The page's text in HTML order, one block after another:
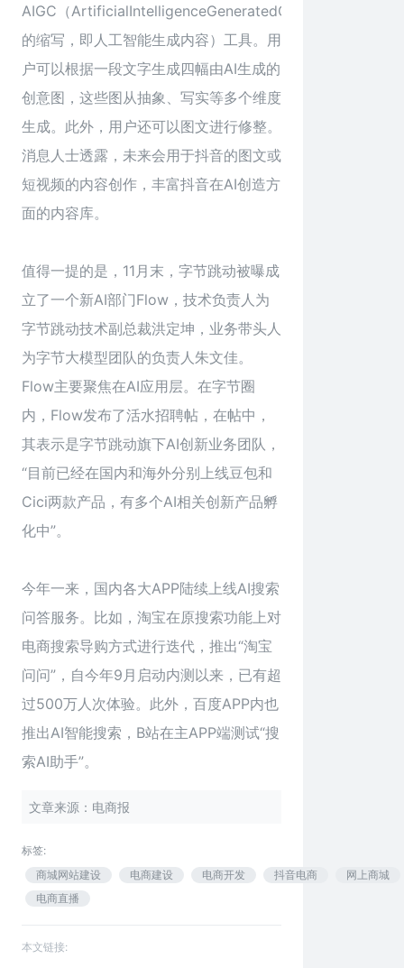
AIGC（ArtificialIntelligenceGeneratedContent
的缩写，即人工智能生成内容）工具。用
户可以根据一段文字生成四幅由AI生成的
创意图，这些图从抽象、写实等多个维度
生成。此外，用户还可以图文进行修整。
消息人士透露，未来会用于抖音的图文或
短视频的内容创作，丰富抖音在AI创造方
面的内容库。
值得一提的是，11月末，字节跳动被曝成
立了一个新AI部门Flow，技术负责人为
字节跳动技术副总裁洪定坤，业务带头人
为字节大模型团队的负责人朱文佳。
Flow主要聚焦在AI应用层。在字节圈
内，Flow发布了活水招聘帖，在帖中，
其表示是字节跳动旗下AI创新业务团队，
“目前已经在国内和海外分别上线豆包和
Cici两款产品，有多个AI相关创新产品孵
化中”。
今年一来，国内各大APP陆续上线AI搜索
问答服务。比如，淘宝在原搜索功能上对
电商搜索导购方式进行迭代，推出“淘宝
问问”，自今年9月启动内测以来，已有超
过500万人次体验。此外，百度APP内也
推出AI智能搜索，B站在主APP端测试“搜
索AI助手”。
文章来源：电商报
标签:
商城网站建设
电商建设 电商开发 抖音电商
网上商城
电商直播
本文链接: